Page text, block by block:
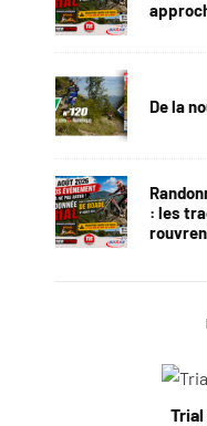
De la
: les
Trial